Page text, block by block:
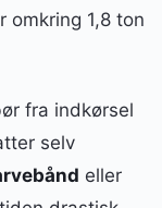
omkring 1,8 ton
fra indkørsel
selv
eller